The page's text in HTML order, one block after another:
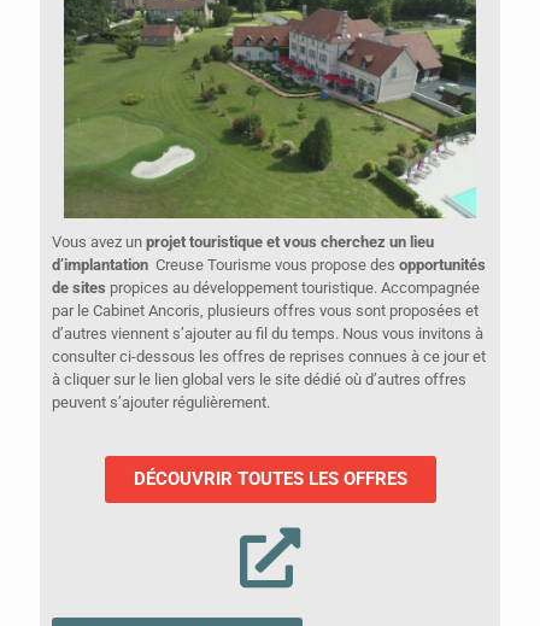
Vous avez un projet touristique et vous cherchez un lieu
d’implantation Creuse Tourisme vous propose des opportunités
de sites propices au développement touristique. Accompagnée
par le Cabinet Ancoris, plusieurs offres vous sont proposées et
d’autres viennent s’ajouter au fil du temps. Nous vous invitons à
consulter ci-dessous les offres de reprises connues à ce jour et
à cliquer sur le lien global vers le site dédié où d’autres offres
peuvent s’ajouter régulièrement.
DÉCOUVRIR TOUTES LES OFFRES